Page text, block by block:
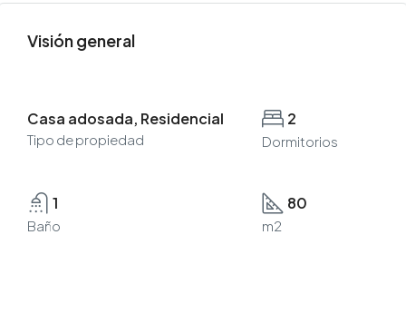
Visión general
Casa adosada, Residencial
Tipo de propiedad
2
Dormitorios
1
Baño
80
m2